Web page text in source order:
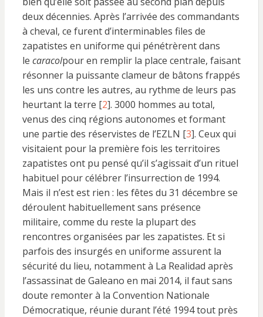
deux décennies. Après l’arrivée des commandants
à cheval, ce furent d’interminables files de
zapatistes en uniforme qui pénétrèrent dans
le caracolpour en remplir la place centrale, faisant
résonner la puissante clameur de bâtons frappés
les uns contre les autres, au rythme de leurs pas
heurtant la terre [2]. 3000 hommes au total,
venus des cinq régions autonomes et formant
une partie des réservistes de l’EZLN [3]. Ceux qui
visitaient pour la première fois les territoires
zapatistes ont pu pensé qu’il s’agissait d’un rituel
habituel pour célébrer l’insurrection de 1994.
Mais il n’est est rien : les fêtes du 31 décembre se
déroulent habituellement sans présence
militaire, comme du reste la plupart des
rencontres organisées par les zapatistes. Et si
parfois des insurgés en uniforme assurent la
sécurité du lieu, notamment à La Realidad après
l’assassinat de Galeano en mai 2014, il faut sans
doute remonter à la Convention Nationale
Démocratique, réunie durant l’été 1994 tout près